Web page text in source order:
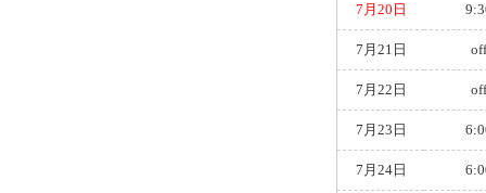
7月20日
7月21日 off
7月22日 off
7月23日
7月24日